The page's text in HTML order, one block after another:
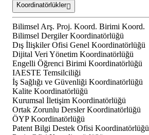
Koordinatörlükler
Bilimsel Arş. Proj. Koord. Birimi Koord.
Bilimsel Dergiler Koordinatörlüğü
Dış İlişkiler Ofisi Genel Koordinatörlüğü
Dijital Veri Yönetim Koordinatörlüğü
Engelli Öğrenci Birimi Koordinatörlüğü
IAESTE Temsilciliği
İş Sağlığı ve Güvenliği Koordinatörlüğü
Kalite Koordinatörlüğü
Kurumsal İletişim Koordinatörlüğü
Ortak Zorunlu Dersler Koordinatörlüğü
ÖYP Koordinatörlüğü
Patent Bilgi Destek Ofisi Koordinatörlüğü